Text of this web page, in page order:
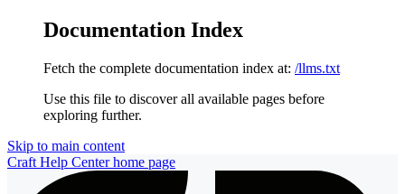
Documentation Index
Fetch the complete documentation index at: /llms.txt
Use this file to discover all available pages before
exploring further.
Skip to main content
Craft Help Centerhome page